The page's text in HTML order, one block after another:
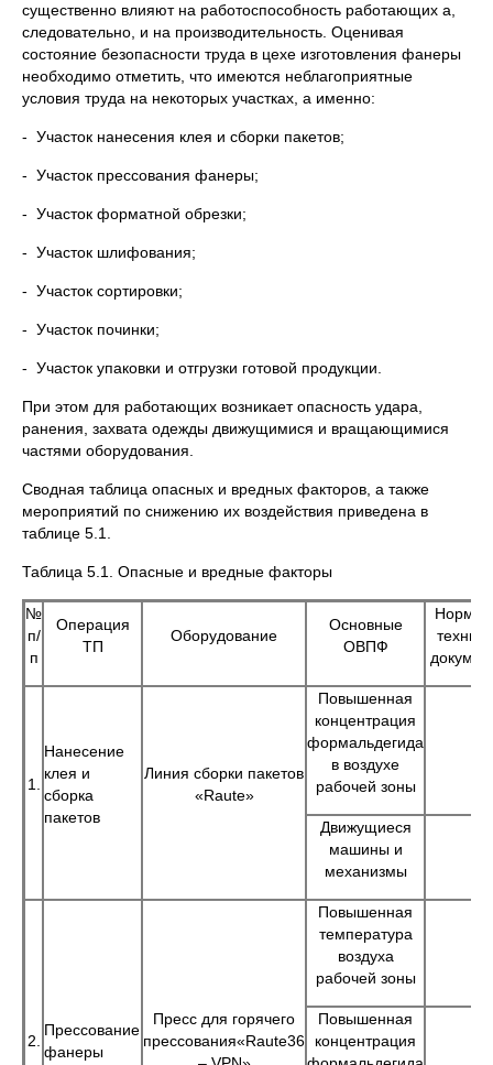
существенно влияют на работоспособность работающих а,
следовательно, и на производительность. Оценивая
состояние безопасности труда в цехе изготовления фанеры
необходимо отметить, что имеются неблагоприятные
условия труда на некоторых участках, а именно:
- Участок нанесения клея и сборки пакетов;
- Участок прессования фанеры;
- Участок форматной обрезки;
- Участок шлифования;
- Участок сортировки;
- Участок починки;
- Участок упаковки и отгрузки готовой продукции.
При этом для работающих возникает опасность удара,
ранения, захвата одежды движущимися и вращающимися
частями оборудования.
Сводная таблица опасных и вредных факторов, а также
мероприятий по снижению их воздействия приведена в
таблице 5.1.
Таблица 5.1. Опасные и вредные факторы
№
п/
п
Операция
ТП
Оборудование
Основные
ОВПФ
1.
Нанесение
клея и
сборка
пакетов
Линия сборки пакетов
«Raute»
Повышенная
концентрация
формальдегида
в воздухе
рабочей зоны
Движущиеся
машины и
механизмы
2.
Прессование
фанеры
Пресс для горячего
прессования«Raute36
Повышенная
температура
воздуха
рабочей зоны
Повышенная
концентрация